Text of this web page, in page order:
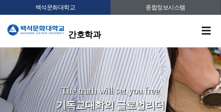
백석문화대학교 종합정보시스템
간호학과
The truth will set you free
기독교대학의 글로벌리더